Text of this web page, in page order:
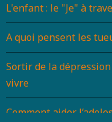
L'enfant : le "Je" à
A quoi pensent les
Sortir de la
vivre
Comment aider